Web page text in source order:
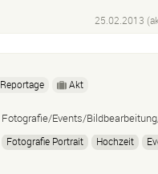
25.02.2013
Reportage Akt
Fotografie/Events/
Fotografie Portrait Hochzeit